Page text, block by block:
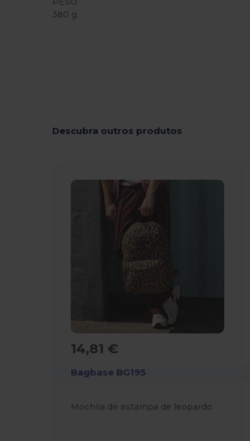
380 g.
Descubra outros produtos
14,81 €
Bagbase BG195
Mochila de estampa de leopardo